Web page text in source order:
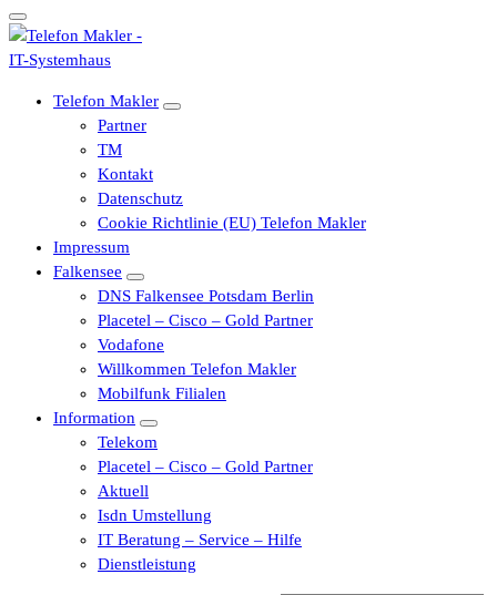
Telefon Makler
Partner
TM
Kontakt
Datenschutz
Cookie Richtlinie (EU) Telefon Makler
Impressum
Falkensee
DNS Falkensee Potsdam Berlin
Placetel – Cisco – Gold Partner
Vodafone
Willkommen Telefon Makler
Mobilfunk Filialen
Information
Telekom
Placetel – Cisco – Gold Partner
Aktuell
Isdn Umstellung
IT Beratung – Service – Hilfe
Dienstleistung